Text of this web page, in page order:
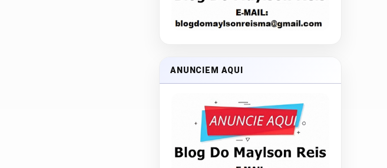
ANUNCIEM AQUI